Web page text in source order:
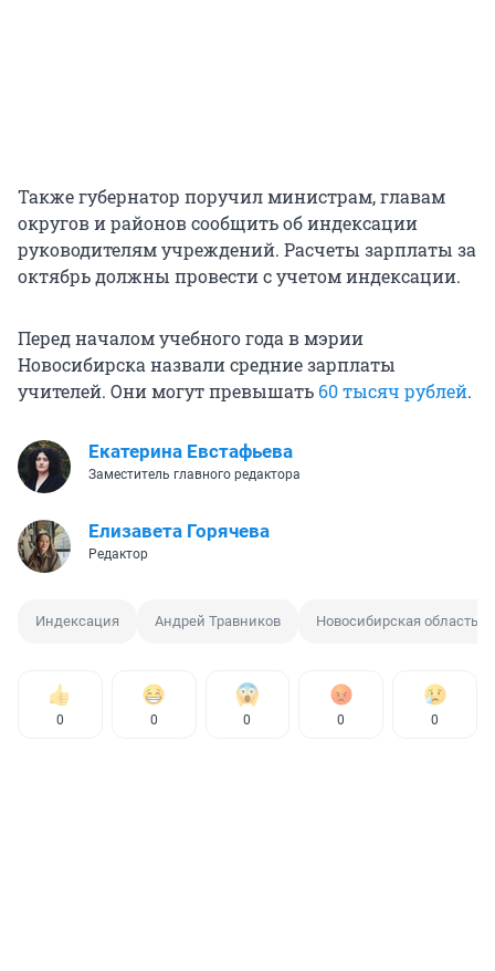
Также губернатор поручил министрам, главам
округов и районов сообщить об индексации
руководителям учреждений. Расчеты зарплаты за
октябрь должны провести с учетом индексации.
Перед началом учебного года в мэрии
Новосибирска назвали средние зарплаты
учителей. Они могут превышать 60 тысяч рублей.
Екатерина Евстафьева
Заместитель главного редактора
Елизавета Горячева
Редактор
Индексация Андрей Травников Новосибирская область
0 0 0 0 0